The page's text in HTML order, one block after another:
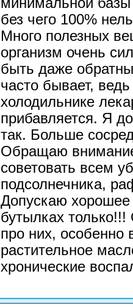
минимальной базы
без чего 100%
Много полезных
организм очень
быть даже
часто бывает,
холодильнике
прибавляется. Я
так. Больше
Обращаю
советовать всем
подсолнечника,
Допускаю
бутылках
про них, особенно
растительное
хронические